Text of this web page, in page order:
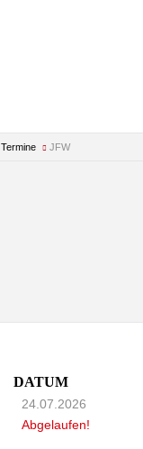
Termine JFW
DATUM
24.07.2026
Abgelaufen!